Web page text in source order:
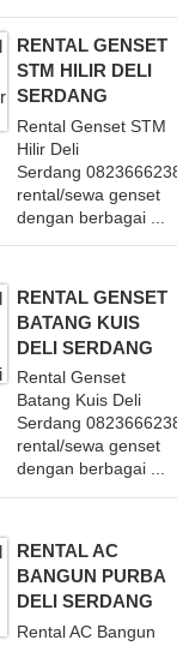
RENTAL GENSET
STM HILIR DELI
SERDANG
Rental Genset STM
Hilir Deli
Serdang
rental/sewa genset
dengan berbagai ...
RENTAL GENSET
BATANG KUIS
DELI SERDANG
Rental Genset
Batang Kuis Deli
Serdang
rental/sewa genset
dengan berbagai ...
RENTAL AC
BANGUN PURBA
DELI SERDANG
Rental AC Bangun